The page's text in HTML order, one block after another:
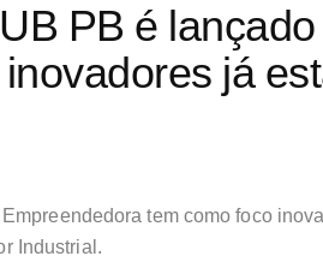
PB é
já
tem como foco
Industrial.